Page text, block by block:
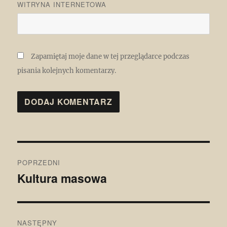
WITRYNA INTERNETOWA
Zapamiętaj moje dane w tej przeglądarce podczas
pisania kolejnych komentarzy.
wpisu
POPRZEDNI
Poprzedni
Kultura masowa
NASTĘPNY